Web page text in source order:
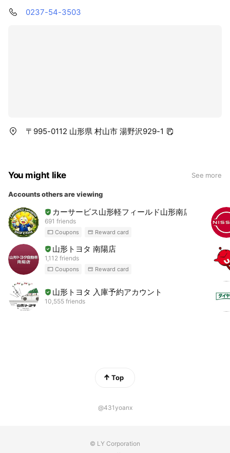
0237-54-3503
〒995-0112 山形県 村山市 湯野沢929-1
You might like See more
Accounts others are viewing
カーサービス山形軽フィールド山形南店
691 friends
Coupons Reward card
山形トヨタ 南陽店
1,112 friends
Coupons Reward card
山形トヨタ 入庫予約アカウント
10,555 friends
Top
@431yoanx
© LY Corporation